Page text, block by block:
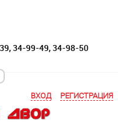
ВХОД РЕГИСТРАЦИЯ
34-99-49, 34-98-50